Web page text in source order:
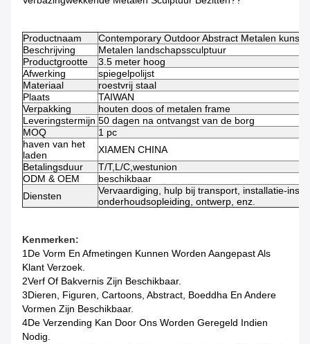
Productnaam
Contemporary Outdoor Abstract Metalen kunst
Beschrijving
Metalen landschapssculptuur
Productgrootte
3.5 meter hoog
Afwerking
spiegelpolijst
Materiaal
roestvrij staal
Plaats
TAIWAN
Verpakking
houten doos of metalen frame
Leveringstermijn 50 dagen na ontvangst van de borg
MOQ
1 pc
haven van het
laden
XIAMEN CHINA
Betalingsduur
T/T,L/C,westunion
ODM & OEM
beschikbaar
Diensten
Vervaardiging, hulp bij transport, installatie-
onderhoudsopleiding, ontwerp, enz.
Kenmerken:
1De Vorm En Afmetingen Kunnen Worden Aangepast Als
Klant Verzoek.
2Verf Of Bakvernis Zijn Beschikbaar.
3Dieren, Figuren, Cartoons, Abstract, Boeddha En Andere
Vormen Zijn Beschikbaar.
4De Verzending Kan Door Ons Worden Geregeld Indien
Nodig.